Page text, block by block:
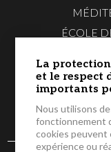
ÉCOLE
CONTACTEZ-
NOUS
La
et le respect
importants
Nous utilisons
fonctionnement
cookies
expérience ou